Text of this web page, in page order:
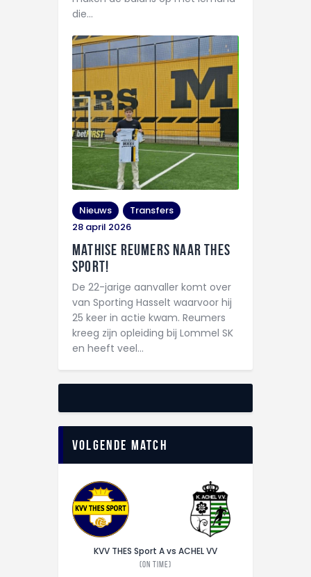
die…
Nieuws
Transfers
28 april 2026
Mathise Reumers naar THES
Sport!
De 22-jarige aanvaller komt over
van Sporting Hasselt waarvoor hij
25 keer in actie kwam. Reumers
kreeg zijn opleiding bij Lommel SK
en heeft veel…
Volgende match
KVV THES Sport A vs ACHEL VV
(On time)